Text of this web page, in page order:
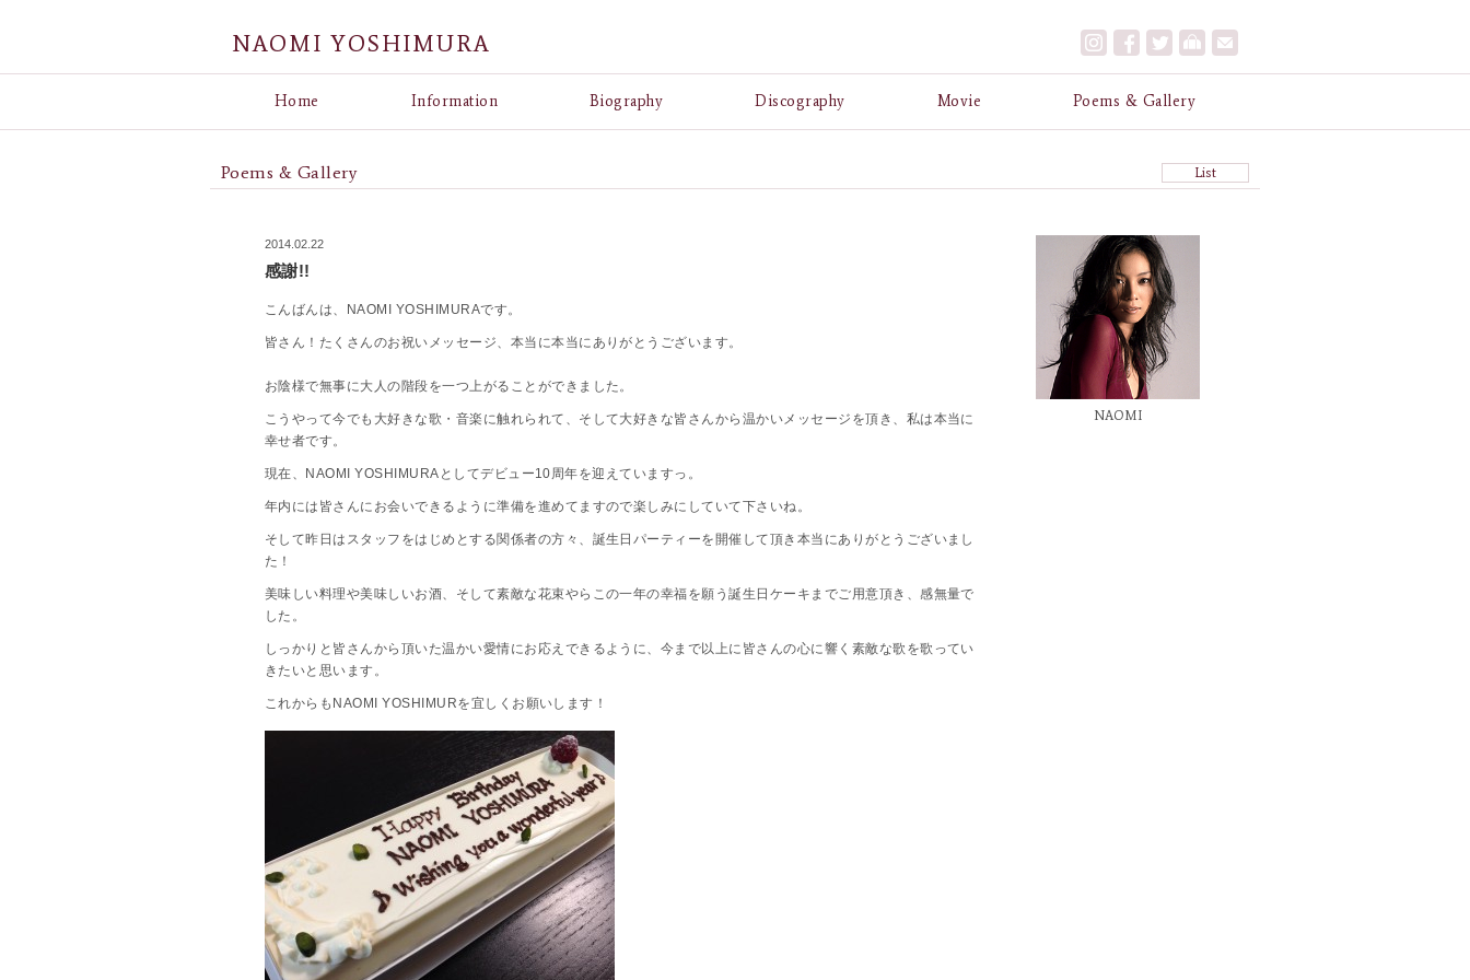
NAOMI YOSHIMURA
Home Information Biography Discography Movie Poems & Gallery
List
Poems & Gallery
NAOMI
2014.02.22
感謝!!
こんばんは、NAOMI YOSHIMURAです。
皆さん！たくさんのお祝いメッセージ、本当に本当にありがとうございます。
お陰様で無事に大人の階段を一つ上がることができました。
こうやって今でも大好きな歌・音楽に触れられて、そして大好きな皆さんから温かいメッセージを頂き、私は本当に
幸せ者です。
現在、NAOMI YOSHIMURAとしてデビュー10周年を迎えていますっ。
年内には皆さんにお会いできるように準備を進めてますので楽しみにしていて下さいね。
そして昨日はスタッフをはじめとする関係者の方々、誕生日パーティーを開催して頂き本当にありがとうございまし
た！
美味しい料理や美味しいお酒、そして素敵な花束やらこの一年の幸福を願う誕生日ケーキまでご用意頂き、感無量で
した。
しっかりと皆さんから頂いた温かい愛情にお応えできるように、今まで以上に皆さんの心に響く素敵な歌を歌ってい
きたいと思います。
これからもNAOMI YOSHIMURを宜しくお願いします！